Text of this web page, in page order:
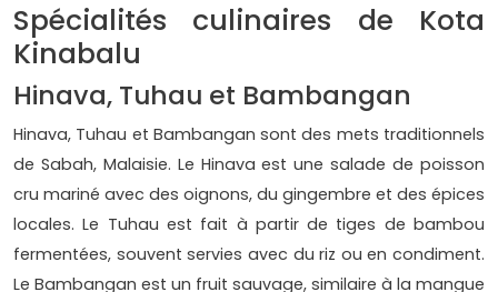
Spécialités culinaires de Kota
Kinabalu
Hinava, Tuhau et Bambangan
Hinava, Tuhau et Bambangan sont des mets traditionnels
de Sabah, Malaisie. Le Hinava est une salade de poisson
cru mariné avec des oignons, du gingembre et des épices
locales. Le Tuhau est fait à partir de tiges de bambou
fermentées, souvent servies avec du riz ou en condiment.
Le Bambangan est un fruit sauvage, similaire à la mangue